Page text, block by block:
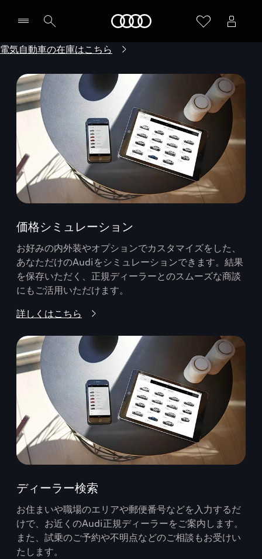
電気自動車の在庫はこちら
価格シミュレーション
お好みの内外装やオプションでカスタマイズをした、
あなただけのAudiをシミュレーションできます。結果
を保存いただく、正規ディーラーとのスムーズな商談
にもご活用いただけます。
詳しくはこちら
ディーラー検索
お住まいや職場のエリアや郵便番号などを入力するだ
けで、お近くのAudi正規ディーラーをご案内します。
また、試乗のご予約や不明点などのご相談もお受けい
たします。